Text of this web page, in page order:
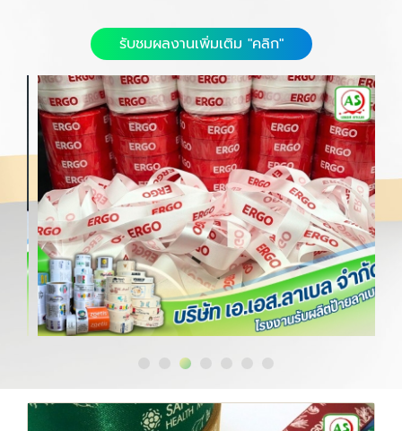
รับชมผลงานเพิ่มเติม "คลิก"